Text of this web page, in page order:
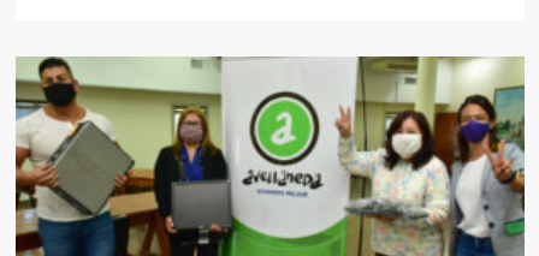
Aysa
nuevas
instalaciones
Rebombeo
Cruce